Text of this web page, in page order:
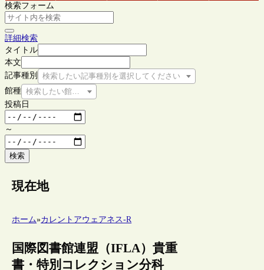
検索フォーム
詳細検索
タイトル
本文
記事種別
検索したい記事種別を選択してください
館種 検索したい館種を選択してください
投稿日
～
検索
現在地
ホーム»カレントアウェアネス-R
国際図書館連盟（IFLA）貴重
書・特別コレクション分科